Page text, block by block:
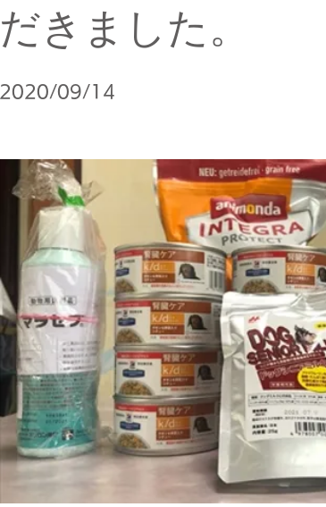
だきました。
2020/09/14